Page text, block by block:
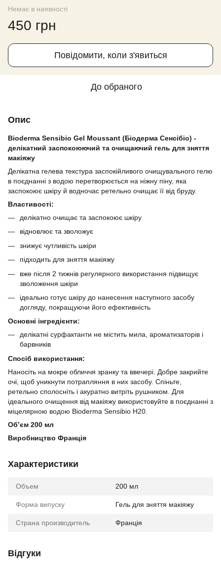
Немає в наявності
450 грн
Повідомити, коли з'явиться
До обраного
Опис
Bioderma Sensibio Gel Moussant (Біодерма Сенсібіо) -
делікатний заспокоюючий та очищаючий гель для зняття
макіяжу
Делікатна гелева текстура заспокійливого очищувального гелю
в поєднанні з водою перетворюється на ніжну піну, яка
заспокоює шкіру й водночас ретельно очищає її від бруду.
Властивості:
делікатно очищає та заспокоює шкіру
відновлює та зволожує
знижує чутливість шкіри
підходить для зняття макіяжу
вже після 2 тижнів регулярного використання підвищує
зволоження шкіри
ідеально готує шкіру до нанесення наступного засобу
догляду, покращуючи його ефективність
Основні інгредієнти:
делікатні сурфактанти не містить мила, ароматизаторів і
барвників
Спосіб використання:
Наносіть на мокре обличчя зранку та ввечері. Добре закрийте
очі, щоб уникнути потрапляння в них засобу. Спіньте,
ретельно сполосніть і акуратно витріть рушником. Для
ідеального очищення від макіяжу використовуйте в поєднанні з
міцелярною водою Bioderma Sensibio H20.
Обʼєм 200 мл
Виробництво Франція
Характеристики
Объем 200 мл
Форма випуску Гель для зняття макіяжу
Страна производитель Франція
Відгуки